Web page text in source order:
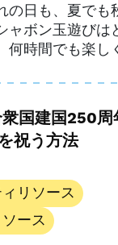
の日も、夏でも
ャボン玉遊びは
何時間でも楽し
びは….
国建国250周
祝う方法
リソース
ース